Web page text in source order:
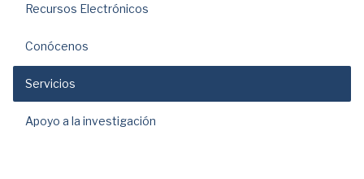
Recursos Electrónicos
Conócenos
Servicios
Apoyo a la investigación